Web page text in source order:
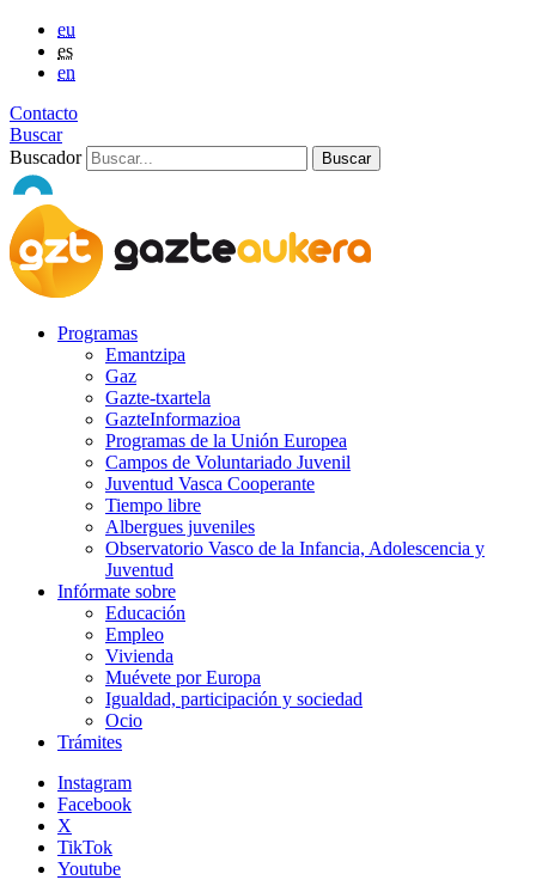
eu
es
en
Contacto
Buscar
Buscador
Programas
Emantzipa
Gaz
Gazte-txartela
GazteInformazioa
Programas de la Unión Europea
Campos de Voluntariado Juvenil
Juventud Vasca Cooperante
Tiempo libre
Albergues juveniles
Observatorio Vasco de la Infancia, Adolescencia y
Juventud
Infórmate sobre
Educación
Empleo
Vivienda
Muévete por Europa
Igualdad, participación y sociedad
Ocio
Trámites
Instagram
Facebook
X
TikTok
Youtube